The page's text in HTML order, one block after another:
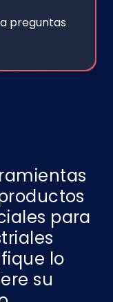
preguntas
para
lo
su